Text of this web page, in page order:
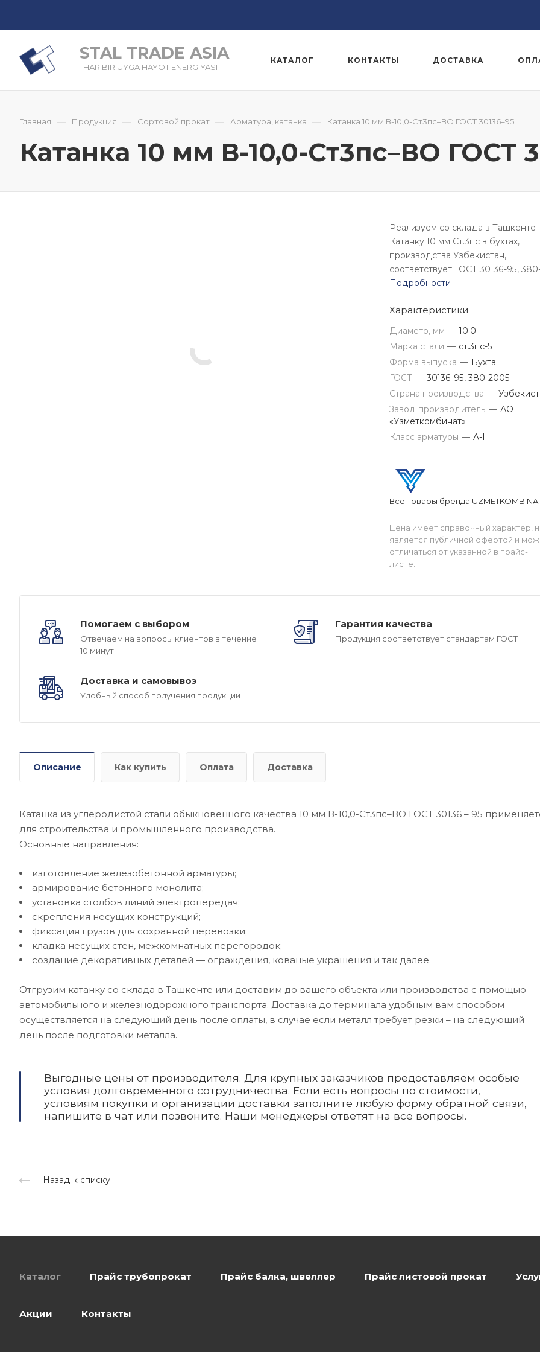
STAL TRADE ASIA
HAR BIR UYGA HAYOT ENERGIYASI
КАТАЛОГ КОНТАКТЫ ДОСТАВКА
Главная — Продукция — Сортовой прокат — Арматура, катанка — Катанка 10 мм В-10,0-Ст3пс–ВО ГОСТ 30136–95
Катанка 10 мм В-10,0-Ст3пс–ВО ГОСТ
Реализуем со склада в Ташкенте
Катанку 10 мм Ст.3пс в бухтах,
производства Узбекистан,
соответствует ГОСТ 30136-95,
2005
Подробности
Характеристики
Диаметр, мм — 10.0
Марка стали — ст.3пс-5
Форма выпуска — Бухта
ГОСТ — 30136-95, 380-2005
Страна производства —
Завод производитель — АО
«Узметкомбинат»
Класс арматуры — A-I
Все товары бренда
Цена имеет справочный характер,
является публичной офертой и
отличаться от указанной в прайс-
листе.
Помогаем с выбором
Отвечаем на вопросы клиентов в течение
10 минут
Гарантия качества
Продукция соответствует стандартам ГОСТ
Доставка и самовывоз
Удобный способ получения продукции
Описание Как купить Оплата Доставка
Катанка из углеродистой стали обыкновенного качества 10 мм В-10,0-Ст3пс–ВО ГОСТ 30136 – 95
для строительства и промышленного производства.
Основные направления:
изготовление железобетонной арматуры;
армирование бетонного монолита;
установка столбов линий электропередач;
скрепления несущих конструкций;
фиксация грузов для сохранной перевозки;
кладка несущих стен, межкомнатных перегородок;
создание декоративных деталей — ограждения, кованые украшения и так далее.
Отгрузим катанку со склада в Ташкенте или доставим до вашего объекта или производства с помощью
автомобильного и железнодорожного транспорта. Доставка до терминала удобным вам способом
осуществляется на следующий день после оплаты, в случае если металл требует резки – на следующий
день после подготовки металла.
Выгодные цены от производителя. Для крупных заказчиков предоставляем особые
условия долговременного сотрудничества. Если есть вопросы по стоимости,
условиям покупки и организации доставки заполните любую форму обратной связи,
напишите в чат или позвоните. Наши менеджеры ответят на все вопросы.
Назад к списку
Каталог Прайс трубопрокат Прайс балка, швеллер Прайс листовой прокат
Акции Контакты